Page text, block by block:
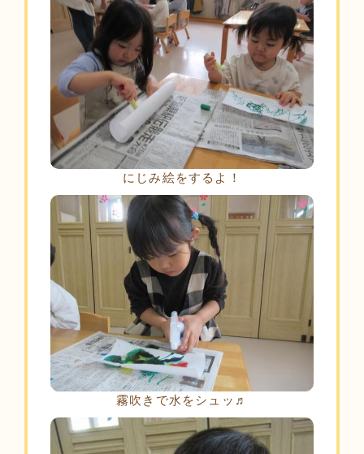
にじみ絵をするよ！
霧吹きで水をシュッ♬